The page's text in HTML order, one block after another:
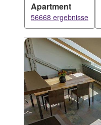
Apartment
56668 ergebnisse